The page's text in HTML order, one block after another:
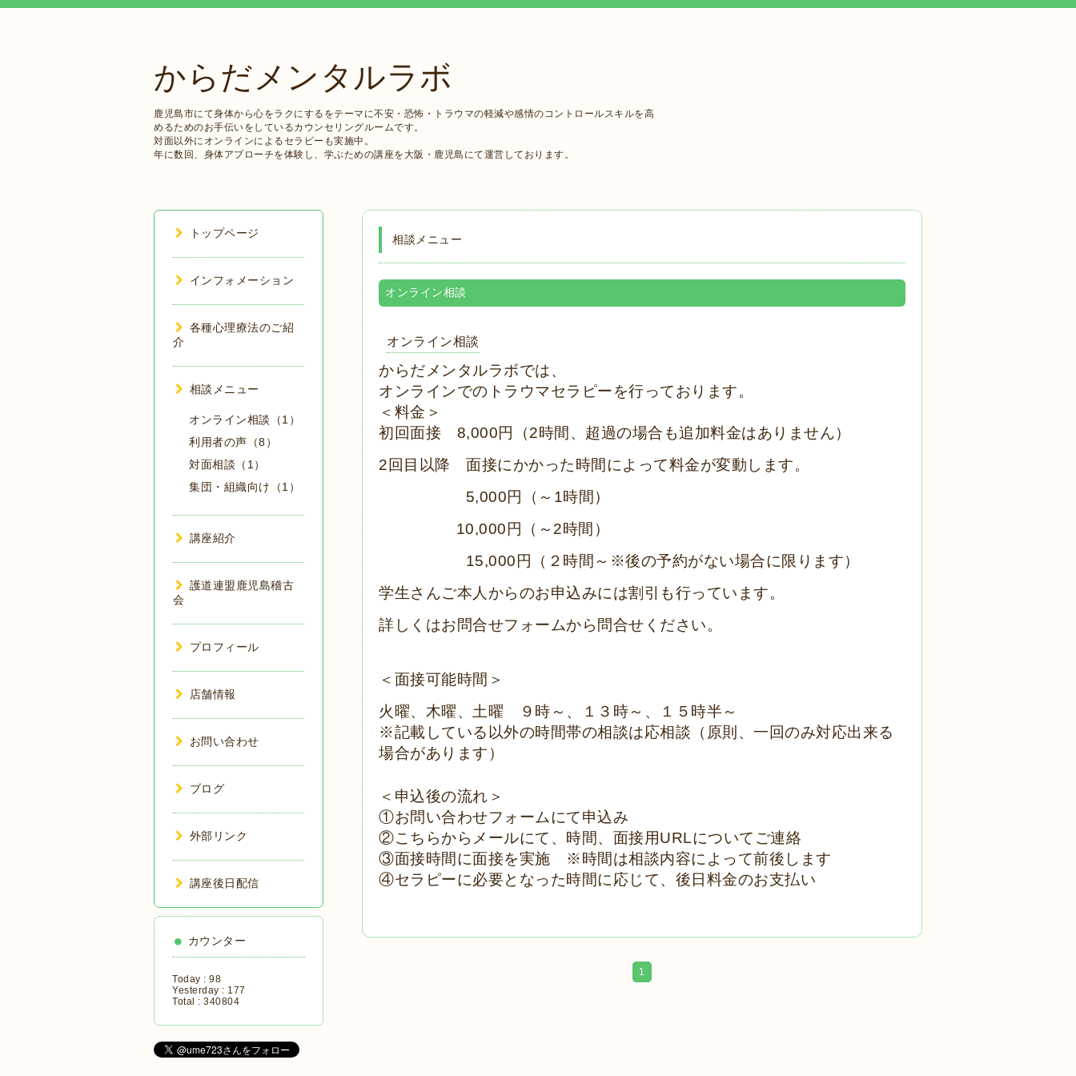
からだメンタルラボ
鹿児島市にて身体から心をラクにするをテーマに不安・恐怖・トラウマの軽減や感情のコントロールスキルを高
めるためのお手伝いをしているカウンセリングルームです。
対面以外にオンラインによるセラピーも実施中。
年に数回、身体アプローチを体験し、学ぶための講座を大阪・鹿児島にて運営しております。
相談メニュー
オンライン相談
オンライン相談
からだメンタルラボでは、
オンラインでのトラウマセラピーを行っております。
＜料金＞
初回面接 8,000円（2時間、超過の場合も追加料金はありません）
2回目以降 面接にかかった時間によって料金が変動します。
5,000円（～1時間）
10,000円（～2時間）
15,000円（２時間～※後の予約がない場合に限ります）
学生さんご本人からのお申込みには割引も行っています。
詳しくはお問合せフォームから問合せください。
＜面接可能時間＞
火曜、木曜、土曜 ９時～、１３時～、１５時半～
※記載している以外の時間帯の相談は応相談（原則、一回のみ対応出来る
場合があります）
＜申込後の流れ＞
①お問い合わせフォームにて申込み
②こちらからメールにて、時間、面接用URLについてご連絡
③面接時間に面接を実施 ※時間は相談内容によって前後します
④セラピーに必要となった時間に応じて、後日料金のお支払い
1
トップページ
インフォメーション
各種心理療法のご紹
介
相談メニュー
オンライン相談（1）
利用者の声（8）
対面相談（1）
集団・組織向け（1）
講座紹介
護道連盟鹿児島稽古
会
プロフィール
店舗情報
お問い合わせ
ブログ
外部リンク
講座後日配信
カウンター
Today : 98
Yesterday : 177
Total : 340804